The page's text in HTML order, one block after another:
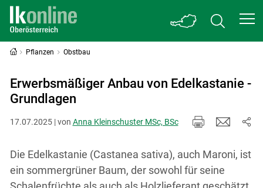
Pflanzen Obstbau
Erwerbsmäßiger Anbau von Edelkastanie -
Grundlagen
17.07.2025 | von Anna Kleinschuster MSc, BSc
Die Edelkastanie (Castanea sativa), auch Maroni, ist
ein sommergrüner Baum, der sowohl für seine